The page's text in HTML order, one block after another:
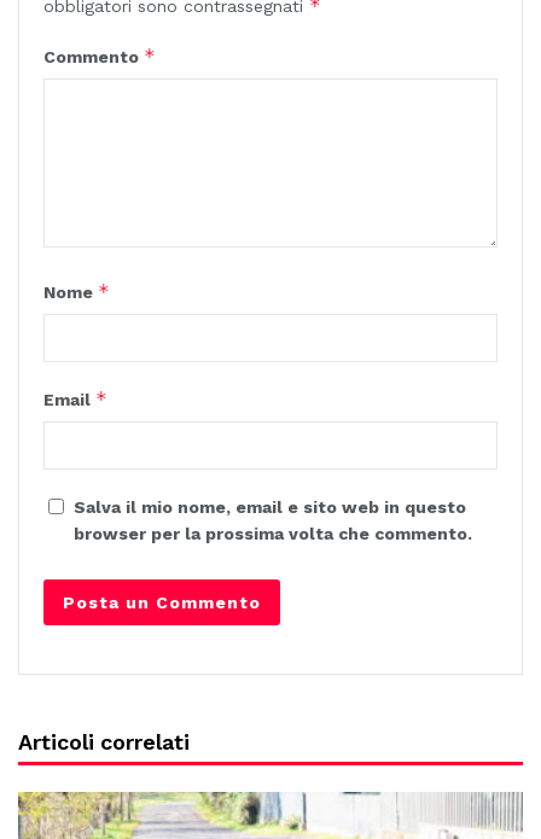
obbligatori sono contrassegnati *
Commento *
Nome *
Email *
Salva il mio nome, email e sito web in questo
browser per la prossima volta che commento.
Articoli correlati